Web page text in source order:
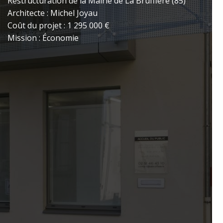
Architecte : Michel Joyau
Coût du projet : 1 295 000 €
Mission : Économie